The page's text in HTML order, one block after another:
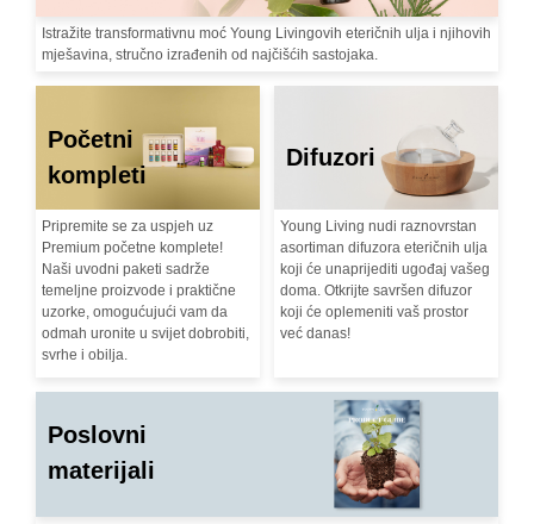
Istražite transformativnu moć Young Livingovih eteričnih ulja i njihovih
mješavina, stručno izrađenih od najčišćih sastojaka.
Početni
kompleti
Pripremite se za uspjeh uz
Premium početne komplete!
Naši uvodni paketi sadrže
temeljne proizvode i praktične
uzorke, omogućujući vam da
odmah uronite u svijet dobrobiti,
svrhe i obilja.
Difuzori
Young Living nudi raznovrstan
asortiman difuzora eteričnih ulja
koji će unaprijediti ugođaj vašeg
doma. Otkrijte savršen difuzor
koji će oplemeniti vaš prostor
već danas!
Poslovni
materijali